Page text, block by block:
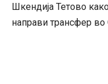
Шкендија Тетово
направи трансфер